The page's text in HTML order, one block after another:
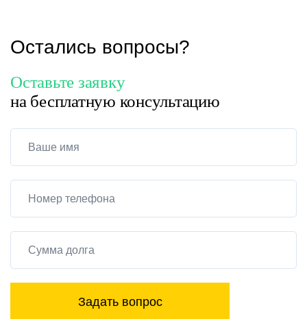
Остались вопросы?
Оставьте заявку
на бесплатную консультацию
Задать вопрос